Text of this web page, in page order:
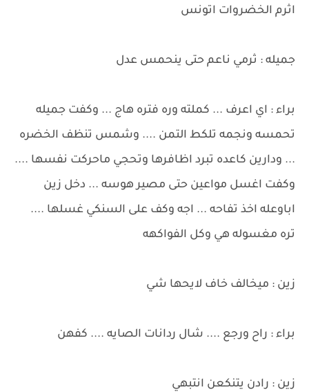
اثرم الخضروات اتونس
جميله : ثرمي ناعم حتى ينحمس عدل
براء : اي اعرف ... كملته وره فتره هاج ... وكفت جميله
تحمسه ونجمه تلكط التمن .... وشمس تنظف الخضره
... ودارين كاعده تبرد اظافرها وتحجي ماحركت نفسها ....
وكفت اغسل مواعين حتى مصير هوسه ... دخل زين
اباوعله اخذ تفاحه ... اجه وكف على السنكي غسلها ....
تره مغسوله هي وكل الفواكهه
زين : ميخالف خاف لايحها شي
براء : راح ورجع .... شال ردانات الصايه .... كفهن
زين : رادن يتنكعن انتبهي